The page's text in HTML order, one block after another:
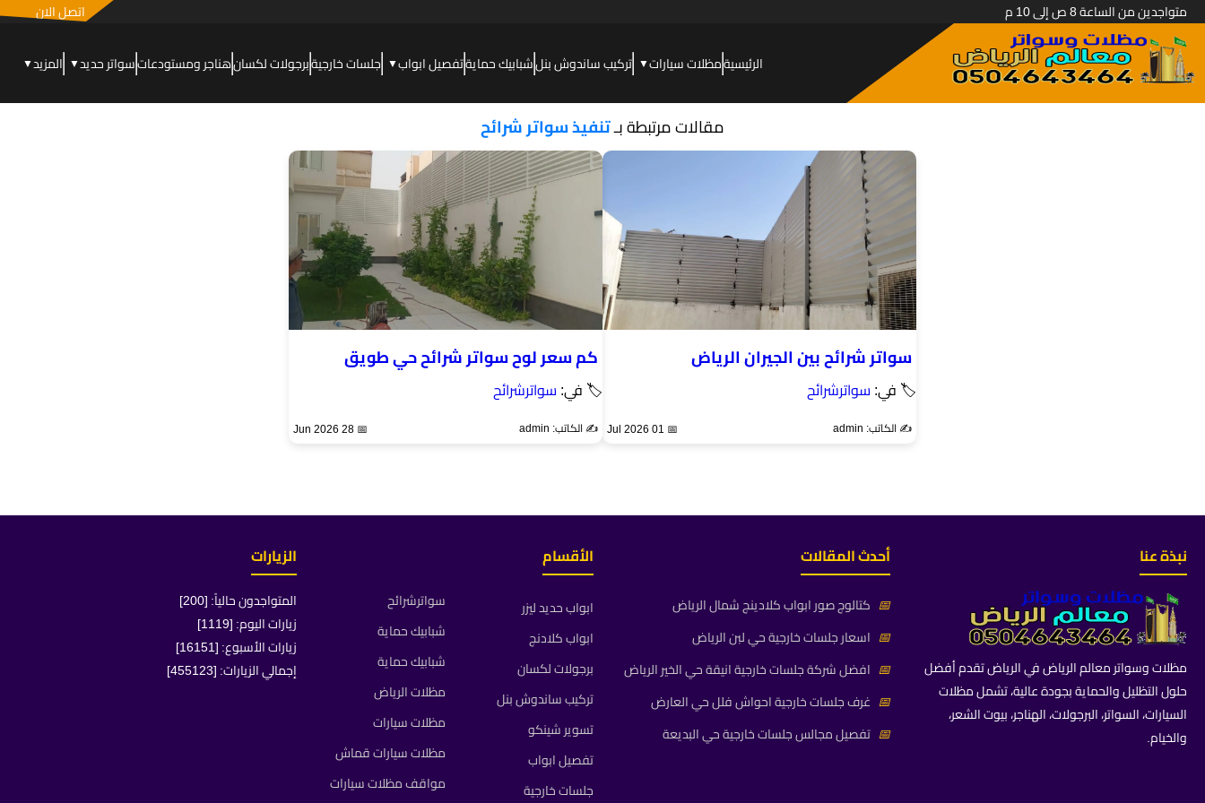
متواجدين من الساعة 8 ص إلى 10 م اتصل الان
الرئيسيةمظلات سيارات▼ تركيب ساندوش بنلشبابيك حمايةتفصيل ابواب▼ جلسات خارجيةبرجولات لكسانهناجر ومستودعاتسواتر حديد▼ المزيد▼
مقالات مرتبطة بـتنفيذ سواتر شرائح
سواتر شرائح بين الجيران الرياض
🏷 في: سواترشرائح
✍️ الكاتب: admin 📅 01 Jul 2026
كم سعر لوح سواتر شرائح حي طويق
🏷 في: سواترشرائح
✍️ الكاتب: admin 📅 28 Jun 2026
نبذة عنا
مظلات وسواتر معالم الرياض في الرياض تقدم أفضل
حلول التظليل والحماية بجودة عالية، تشمل مظلات
السيارات، السواتر، البرجولات، الهناجر، بيوت الشعر،
والخيام.
أحدث المقالات
📅 كتالوج صور ابواب كلادينج شمال الرياض
📅 اسعار جلسات خارجية حي لبن الرياض
📅 افضل شركة جلسات خارجية انيقة حي الخير الرياض
📅 غرف جلسات خارجية احواش فلل حي العارض
📅 تفصيل مجالس جلسات خارجية حي البديعة
الأقسام
ابواب حديد ليزر
ابواب كلادنج
برجولات لكسان
تركيب ساندوش بنل
تسوير شينكو
تفصيل ابواب
جلسات خارجية
سواترشرائح
شبابيك حماية
شبابيك حماية
مظلات الرياض
مظلات سيارات
مظلات سيارات قماش
مواقف مظلات سيارات
الزيارات
المتواجدون حالياً: [200]
زيارات اليوم: [1119]
زيارات الأسبوع: [16151]
إجمالي الزيارات: [455123]